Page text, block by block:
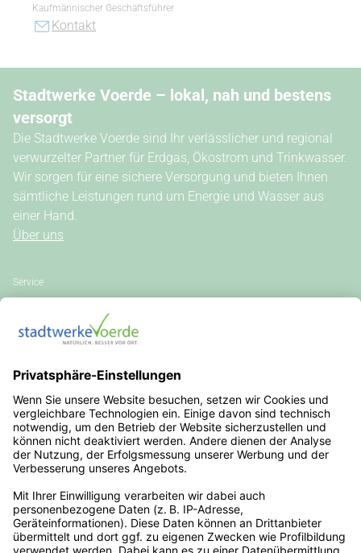
Kaufmännischer Geschäftsführer
Kontakt
Stadtwerke Voerde – lokal, nah und bestens
versorgt
Die Stadtwerke Voerde sind Ihr verlässlicher und regional
verwurzelter Partner für Erdgas, Ökostrom und Trinkwasser.
Wir sorgen für eine sichere Versorgung und bieten Ihnen
sämtliche Leistungen rund um Energie und Wasser aus
einer Hand.
Über uns
Service
Kontakt
Vertrag widerrufen
Vertragsinformationen
Stromkennzeichnung
Außergerichtliche Streitbeilegung
Steuern, Umlagen, Abgaben & Gebühren
Veröffentlichungen nach REMIT
Erklärung zur Barrierefreiheit
Rechtliches